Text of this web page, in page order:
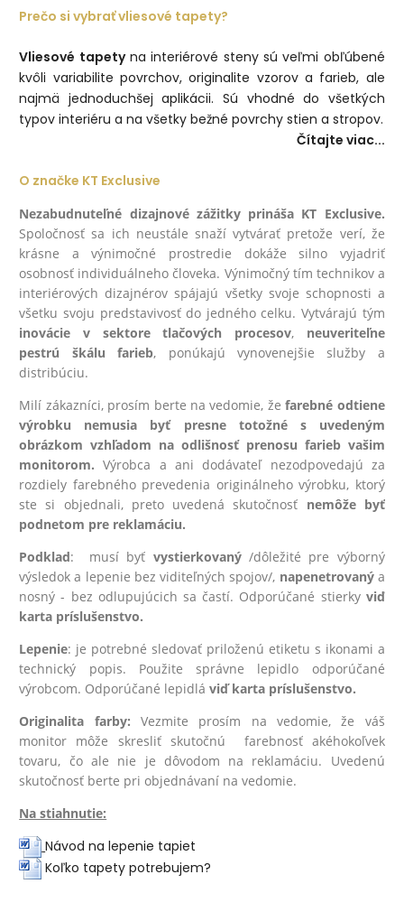
Prečo si vybrať vliesové tapety?
Vliesové tapetyna interiérové steny sú veľmi obľúbené
kvôli variabilite povrchov, originalite vzorov a farieb, ale
najmä jednoduchšej aplikácii. Sú vhodné do všetkých
typov interiéru a na všetky bežné povrchy stien a stropov.
Čítajte viac...
O značke KT Exclusive
Nezabudnuteľné dizajnové zážitky prináša KT Exclusive.
Spoločnosť sa ich neustále snaží vytvárať pretože verí, že
krásne a výnimočné prostredie dokáže silno vyjadriť
osobnosť individuálneho človeka. Výnimočný tím technikov a
interiérových dizajnérov spájajú všetky svoje schopnosti a
všetku svoju predstavivosť do jedného celku. Vytvárajú tým
inovácie v sektore tlačových procesov, neuveriteľne
pestrú škálu farieb, ponúkajú vynovenejšie služby a
distribúciu.
Milí zákazníci, prosím berte na vedomie, žefarebné odtiene
výrobku nemusia byť presne totožné s uvedeným
obrázkom vzhľadom na odlišnosť prenosu farieb vašim
monitorom.Výrobca a ani dodávateľ nezodpovedajú za
rozdiely farebného prevedenia originálneho výrobku, ktorý
ste si objednali, preto uvedená skutočnosť nemôže byť
podnetom pre reklamáciu.
Podklad: musí byť vystierkovaný/dôležité pre výborný
výsledok a lepenie bez viditeľných spojov/, napenetrovanýa
nosný - bez odlupujúcich sa častí. Odporúčané stierky viď
karta príslušenstvo.
Lepenie: je potrebné sledovať priloženú etiketu s ikonami a
technický popis. Použite správne lepidlo odporúčané
výrobcom. Odporúčané lepidláviď karta príslušenstvo.
Originalita farby: Vezmite prosím na vedomie, že váš
monitor môže skresliť skutočnú farebnosť akéhokoľvek
tovaru, čo ale nie je dôvodom na reklamáciu. Uvedenú
skutočnosť berte pri objednávaní na vedomie.
Na stiahnutie:
Návod na lepenie tapiet
Koľko tapety potrebujem?